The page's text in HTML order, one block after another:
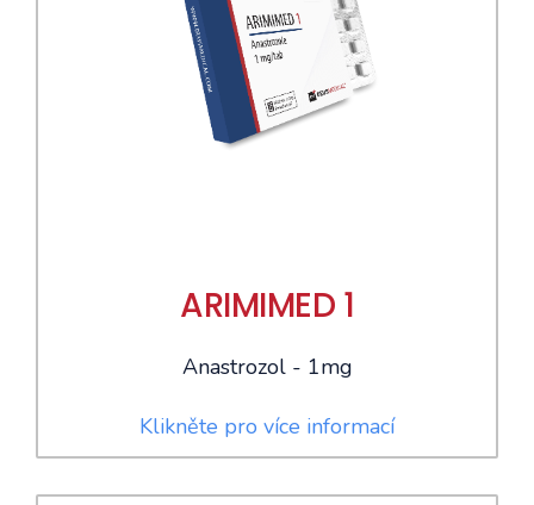
ARIMIMED 1
Anastrozol - 1mg
Klikněte pro více informací